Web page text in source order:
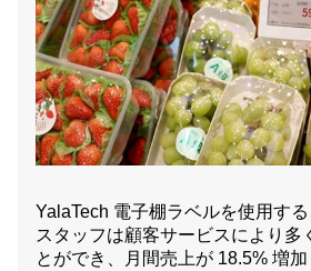
YalaTech 電子棚ラベルを使用す
スタッフは顧客サービスにより多
とができ、月間売上が 18.5% 増